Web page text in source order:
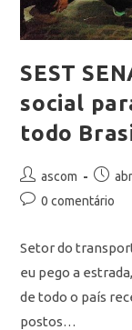
SEST
social
todo
ascom
0 comentário
Setor do
eu pego a
de todo o país
postos…